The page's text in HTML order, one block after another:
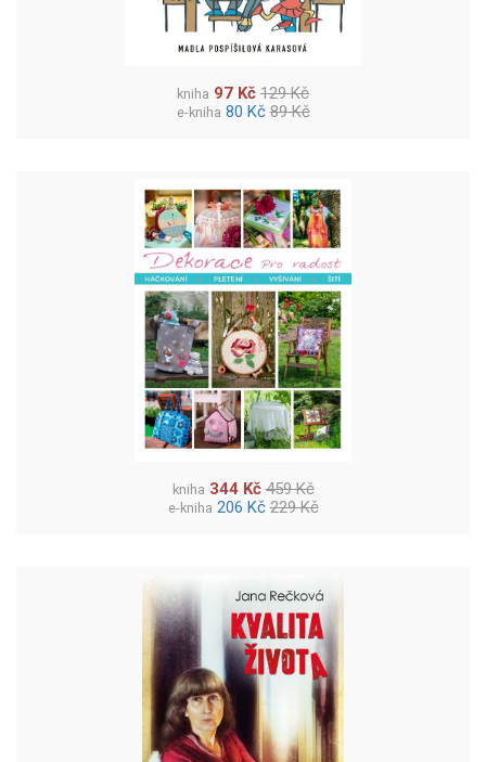
kniha 97 Kč 129 Kč
e-kniha 80 Kč 89 Kč
kniha 344 Kč 459 Kč
e-kniha 206 Kč 229 Kč